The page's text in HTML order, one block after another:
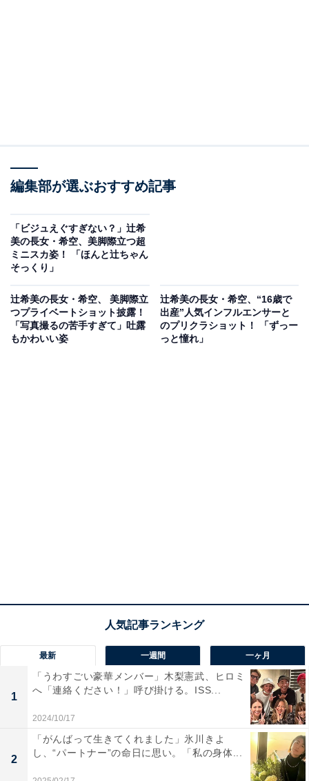
編集部が選ぶおすすめ記事
「ビジュえぐすぎない？」辻希
美の長女・希空、美脚際立つ超
ミニスカ姿！ 「ほんと辻ちゃん
そっくり」
辻希美の長女・希空、 美脚際立
つプライベートショット披露！
「写真撮るの苦手すぎて」吐露
もかわいい姿
辻希美の長女・希空、“16歳で
出産”人気インフルエンサーと
のプリクラショット！ 「ずっー
っと憧れ」
最新 一週間 一ヶ月
1
「うわすごい豪華メンバー」木梨憲武、ヒロミ
へ「連絡ください！」呼び掛ける。ISS...
2024/10/17
2
「がんばって生きてくれました」氷川きよ
し、“パートナー”の命日に思い。「私の身体...